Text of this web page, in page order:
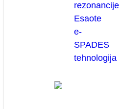
rezonancije
Esaote
e-
SPADES
tehnologija